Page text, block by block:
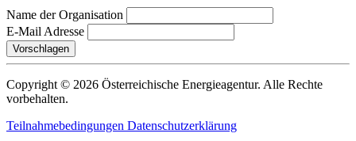
Name der Organisation
E-Mail Adresse
Vorschlagen
Copyright © 2026 Österreichische Energieagentur. Alle Rechte
vorbehalten.
Teilnahmebedingungen Datenschutzerklärung